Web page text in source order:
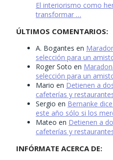
El interiorismo como
transformar …
ÚLTIMOS COMENTARIOS:
A. Bogantes en
selección para un
Roger Soto en
selección para un
Mario en Detienen a
cafeterías y
Sergio en Bernanke
este año sólo si los
Mateo en Detienen a
cafeterías y
INFÓRMATE ACERCA DE: